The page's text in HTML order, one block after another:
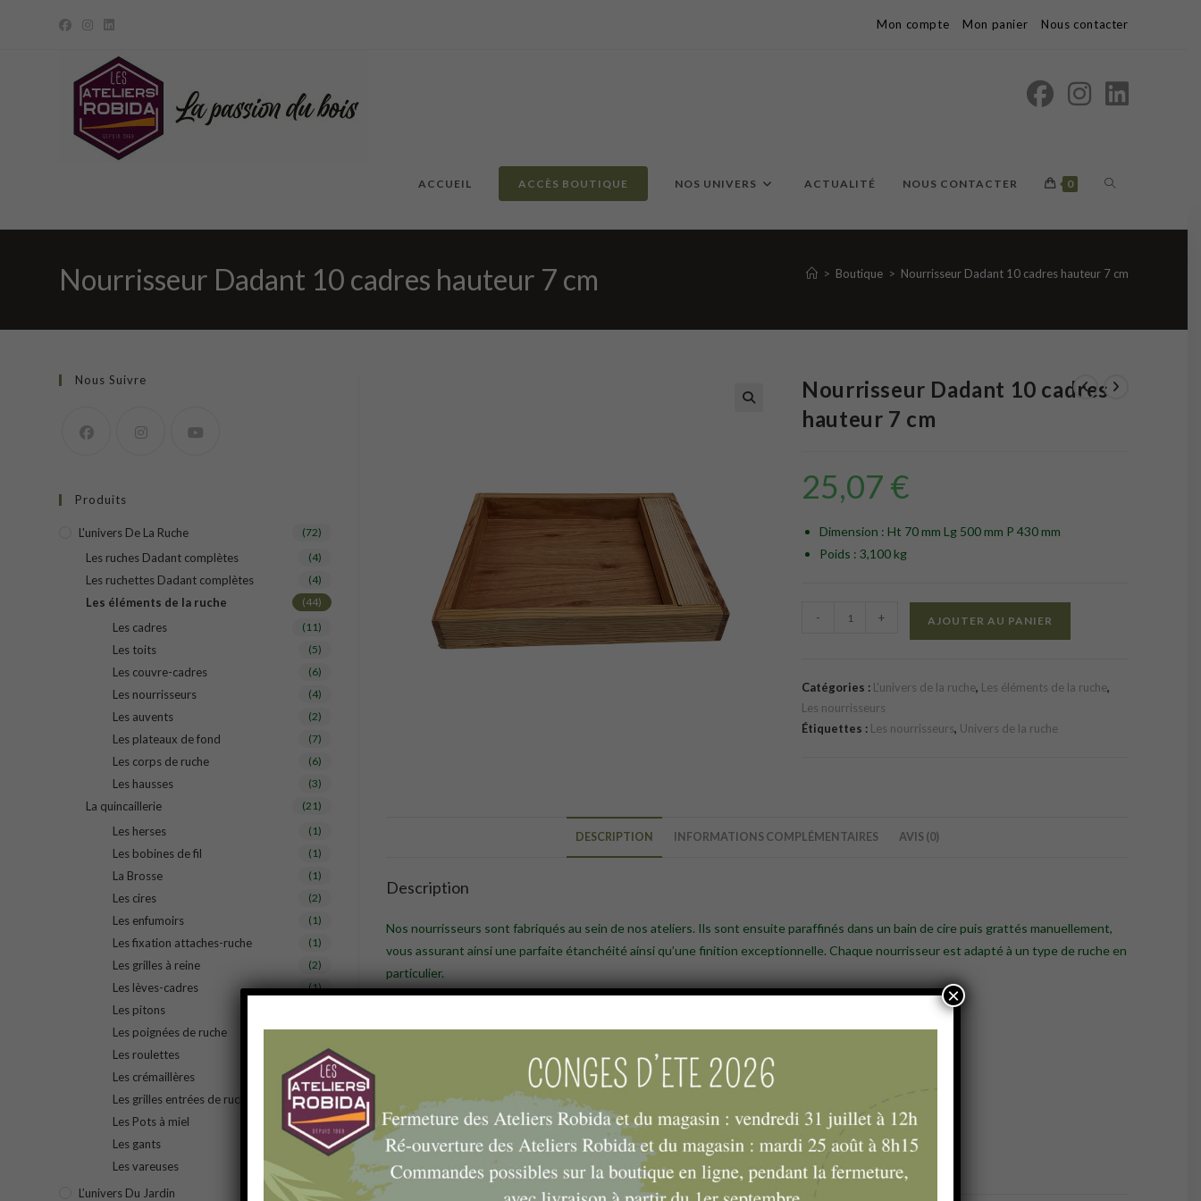
Mon compte Mon panier Nous contacter
ACCUEIL ACCÈS BOUTIQUE NOS UNIVERS ACTUALITÉ NOUS CONTACTER 0 TOGGLE
WEBSITE
Nourrisseur Dadant 10 cadres hauteur 7 cm > Boutique > Nourrisseur Dadant 10 cadres hauteur 7 cm
Nourrisseur Dadant 10 cadres
hauteur 7 cm
25,07 €
Dimension : Ht 70 mm Lg 500 mm P 430 mm
Poids : 3,100 kg
10
cadres
- + AJOUTER AU PANIER
Catégories : L'univers de la ruche, Les éléments de la ruche,
Les nourrisseurs
Étiquettes : Les nourrisseurs, Univers de la ruche
DESCRIPTION INFORMATIONS COMPLÉMENTAIRES AVIS (0)
Description
Nos nourrisseurs sont fabriqués au sein de nos ateliers. Ils sont ensuite paraffinés dans un bain de cire puis grattés manuellement,
vous assurant ainsi une parfaite étanchéité ainsi qu’une finition exceptionnelle. Chaque nourrisseur est adapté à un type de ruche en
particulier.
Nourrisseur Dadant 10 cadres hauteur 7 cm
Nourrisseur Dadant 6 cadres hauteur 7 cm
Nourrisseur Dadant 6 cadres lourd
Nourrisseur Warré hauteur 7 cm
Nous Suivre
Produits
L'univers De La Ruche (72)
Les ruches Dadant complètes (4)
Les ruchettes Dadant complètes (4)
Les éléments de la ruche (44)
Les cadres (11)
Les toits (5)
Les couvre-cadres (6)
Les nourrisseurs (4)
Les auvents (2)
Les plateaux de fond (7)
Les corps de ruche (6)
Les hausses (3)
La quincaillerie (21)
Les herses (1)
Les bobines de fil (1)
La Brosse (1)
Les cires (2)
Les enfumoirs (1)
Les fixation attaches-ruche (1)
Les grilles à reine (2)
Les lèves-cadres (1)
Les pitons
Les poignées de ruche (1)
Les roulettes (1)
Les crémaillères (1)
Les grilles entrées de ruche (1)
Les Pots à miel (1)
Les gants (2)
Les vareuses
L’univers Du Jardin (11)
×